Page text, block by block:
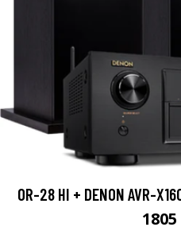
OR-28 HI + DENON AVR-